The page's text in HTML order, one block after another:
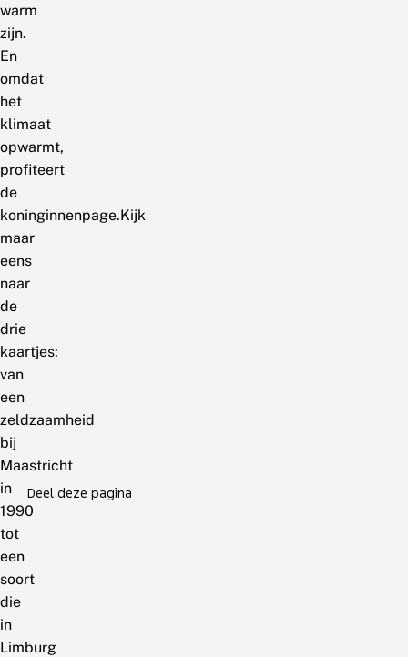
warm
zijn.
En
omdat
het
klimaat
opwarmt,
profiteert
de
koninginnenpage.Kijk
maar
eens
naar
de
drie
kaartjes:
van
een
zeldzaamheid
bij
Maastricht
in
1990
tot
een
soort
die
in
Limburg
Deel deze pagina